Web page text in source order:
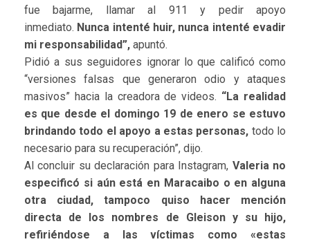
fue bajarme, llamar al 911 y pedir apoyo
inmediato. Nunca intenté huir, nunca intenté evadir
mi responsabilidad”, apuntó.
Pidió a sus seguidores ignorar lo que calificó como
“versiones falsas que generaron odio y ataques
masivos” hacia la creadora de videos. “La realidad
es que desde el domingo 19 de enero se estuvo
brindando todo el apoyo a estas personas, todo lo
necesario para su recuperación”, dijo.
Al concluir su declaración para Instagram, Valeria no
especificó si aún está en Maracaibo o en alguna
otra ciudad, tampoco quiso hacer mención
directa de los nombres de Gleison y su hijo,
refiriéndose a las víctimas como «estas